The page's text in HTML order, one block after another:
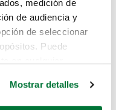
medición de
de audiencia y
de seleccionar
Puede
Mostrar detalles
aquí.
que estás